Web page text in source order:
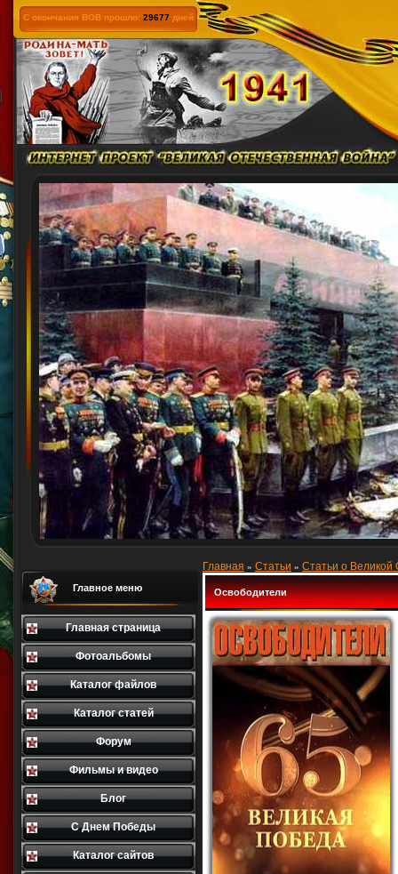
С окончания ВОВ прошло: 29677 дней
Главное меню
Главная страница
Фотоальбомы
Каталог файлов
Каталог статей
Форум
Фильмы и видео
Блог
С Днем Победы
Каталог сайтов
Главная » Статьи » Статьи о Великой
Освободители